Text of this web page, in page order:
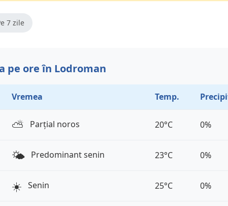
7 zile
pe ore în Lodroman
Vremea Temp.
⛅️ Parțial noros 20°C 0%
🌤️ Predominant senin 23°C 0%
☀️ Senin 25°C 0%